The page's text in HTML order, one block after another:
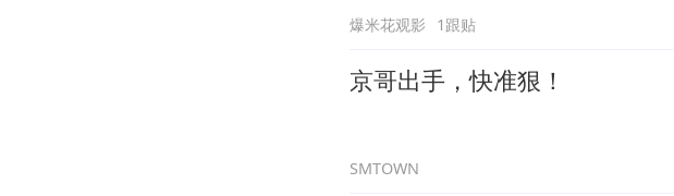
爆米花观影 1跟贴
京哥出手，快准狠！
SMTOWN